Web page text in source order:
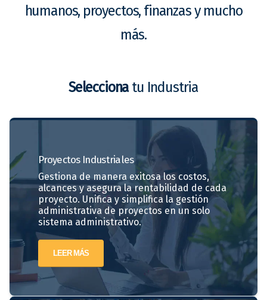
humanos, proyectos, finanzas y mucho
más.
Seleccionatu Industria
ProyectosIndustriales
Gestiona de manera exitosa los costos,
alcances y asegura la rentabilidad de cada
proyecto. Unifica y simplifica la gestión
administrativa de proyectos en un solo
sistema administrativo.
LEER MÁS